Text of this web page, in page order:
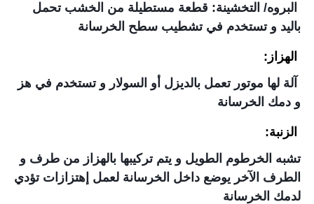
البروه/ التخشينة: قطعة مستطيلة من الخشب تحمل
باليد و تستخدم في تشطيب سطح الخرسانة
الهزاز:
آلة لها موتور تعمل بالديزل أو السولار و تستخدم في هز
و دمك الخرسانة
الزنبة:
تشبه الخرطوم الطويل و يتم تركيبها بالهزاز من طرف و
الطرف الآخر يوضع داخل الخرسانة لعمل إهتزازات تؤدي
لدمك الخرسانة